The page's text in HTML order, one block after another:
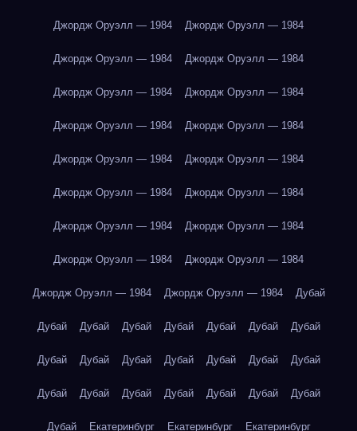
Джордж Оруэлл — 1984 Джордж Оруэлл — 1984
Джордж Оруэлл — 1984 Джордж Оруэлл — 1984
Джордж Оруэлл — 1984 Джордж Оруэлл — 1984
Джордж Оруэлл — 1984 Джордж Оруэлл — 1984
Джордж Оруэлл — 1984 Джордж Оруэлл — 1984
Джордж Оруэлл — 1984 Джордж Оруэлл — 1984
Джордж Оруэлл — 1984 Джордж Оруэлл — 1984
Джордж Оруэлл — 1984 Джордж Оруэлл — 1984
Джордж Оруэлл — 1984 Джордж Оруэлл — 1984 Дубай
Дубай Дубай Дубай Дубай Дубай Дубай Дубай
Дубай Дубай Дубай Дубай Дубай Дубай Дубай
Дубай Дубай Дубай Дубай Дубай Дубай Дубай
Дубай Екатеринбург Екатеринбург Екатеринбург